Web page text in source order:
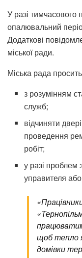
У разі тимчасового
опалювальний
Додаткові
міської ради.
Міська рада
з розумінням
служб;
відчиняти
проведення
робіт;
у разі проблем
управителя
щоб тепло
домівки